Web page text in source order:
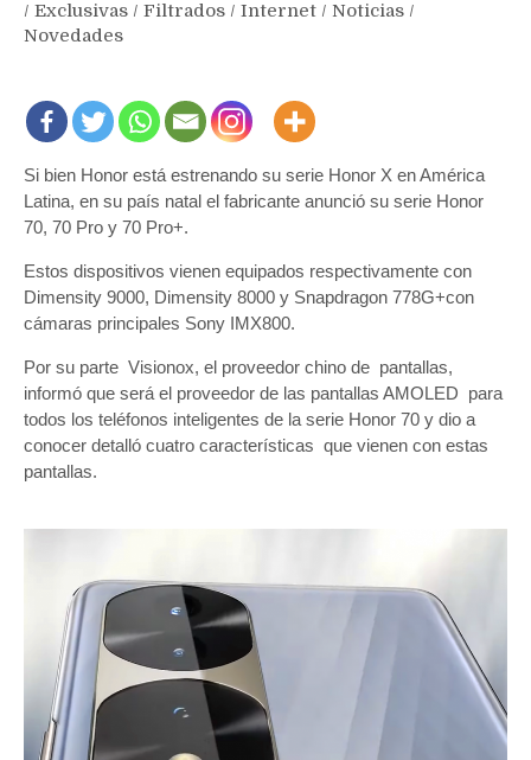
/ Exclusivas / Filtrados / Internet / Noticias /
Novedades
Si bien Honor está estrenando su serie Honor X en América
Latina, en su país natal el fabricante anunció su serie Honor
70, 70 Pro y 70 Pro+.
Estos dispositivos vienen equipados respectivamente con
Dimensity 9000, Dimensity 8000 y Snapdragon 778G+con
cámaras principales Sony IMX800.
Por su parte Visionox, el proveedor chino de pantallas,
informó que será el proveedor de las pantallas AMOLED para
todos los teléfonos inteligentes de la serie Honor 70 y dio a
conocer detalló cuatro características que vienen con estas
pantallas.